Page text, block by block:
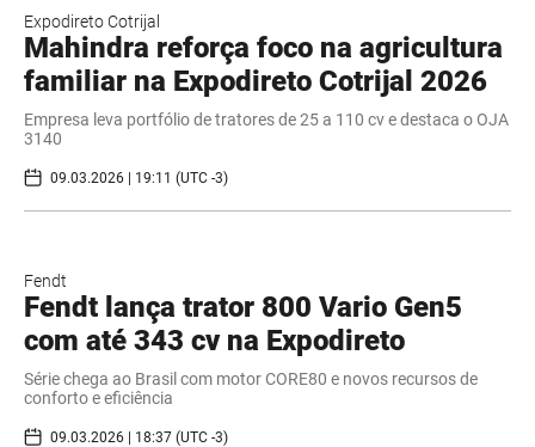
Expodireto Cotrijal
Mahindra reforça foco na agricultura
familiar na Expodireto Cotrijal 2026
Empresa leva portfólio de tratores de 25 a 110 cv e destaca o OJA
3140
09.03.2026 | 19:11 (UTC -3)
Fendt
Fendt lança trator 800 Vario Gen5
com até 343 cv na Expodireto
Série chega ao Brasil com motor CORE80 e novos recursos de
conforto e eficiência
09.03.2026 | 18:37 (UTC -3)